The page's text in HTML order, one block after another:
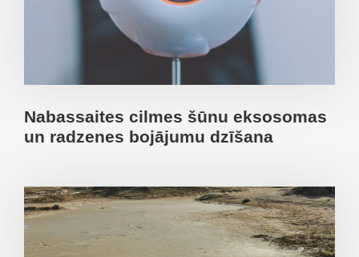
Nabassaites cilmes šūnu eksosomas
un radzenes bojājumu dzīšana